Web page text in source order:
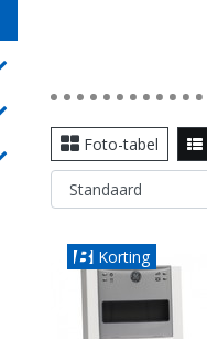
Foto-tabel
Korting